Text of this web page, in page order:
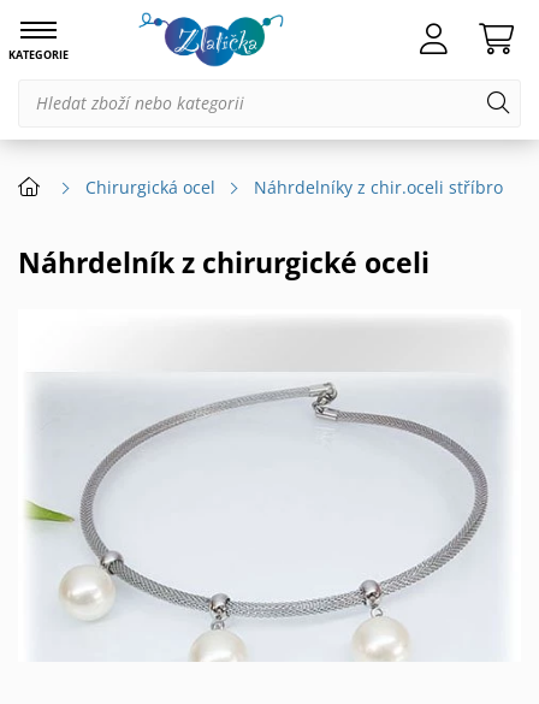
KATEGORIE
Chirurgická ocel Náhrdelníky z chir.oceli stříbro
Náhrdelník z chirurgické oceli